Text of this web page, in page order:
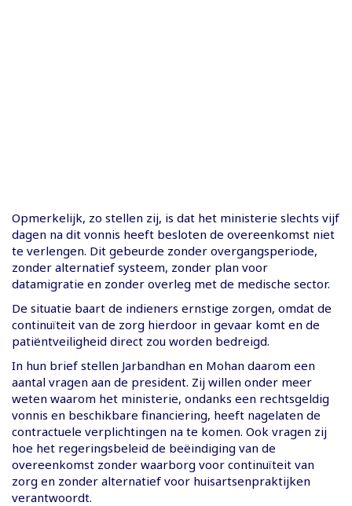
Opmerkelijk, zo stellen zij, is dat het ministerie slechts vijf
dagen na dit vonnis heeft besloten de overeenkomst niet
te verlengen. Dit gebeurde zonder overgangsperiode,
zonder alternatief systeem, zonder plan voor
datamigratie en zonder overleg met de medische sector.
De situatie baart de indieners ernstige zorgen, omdat de
continuïteit van de zorg hierdoor in gevaar komt en de
patiëntveiligheid direct zou worden bedreigd.
In hun brief stellen Jarbandhan en Mohan daarom een
aantal vragen aan de president. Zij willen onder meer
weten waarom het ministerie, ondanks een rechtsgeldig
vonnis en beschikbare financiering, heeft nagelaten de
contractuele verplichtingen na te komen. Ook vragen zij
hoe het regeringsbeleid de beëindiging van de
overeenkomst zonder waarborg voor continuïteit van
zorg en zonder alternatief voor huisartsenpraktijken
verantwoordt.